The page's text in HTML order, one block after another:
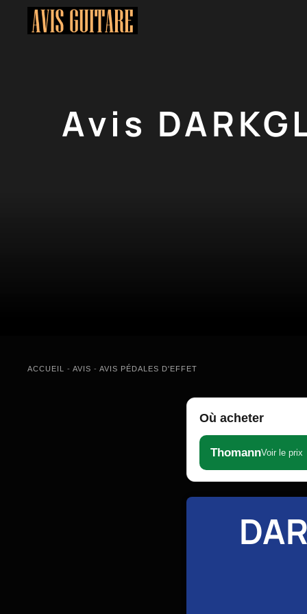
Avis
ACCUEIL - AVIS - AVIS PÉDALES D'EFFET
Où acheter
ThomannVoir le